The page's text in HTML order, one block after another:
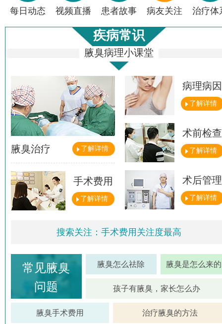
每日动态 视频直播 患者故事 病友关注 治疗体
疾病常识
腋臭病理小课堂
腋臭治疗 了解详情
手术费用
了解详情
病理病因
了解详情
术前检查
了解详情
术后管理
了解详情
搜索关注：手术费用关注度最高
常见腋臭
问题
腋臭怎么祛除 腋臭是怎么来的
孩子有腋臭，家长怎么办
腋臭手术费用 治疗腋臭的方法